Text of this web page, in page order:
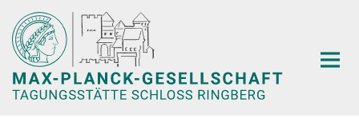
Hauptinhalt